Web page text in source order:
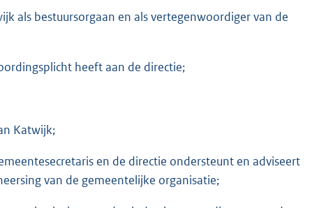
als bestuursorgaan en als vertegenwoordiger van de
heeft aan de directie;
Katwijk;
en de directie ondersteunt en adviseert
van de gemeentelijke organisatie;